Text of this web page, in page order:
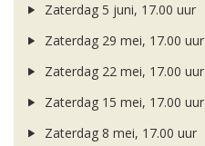
Zaterdag 5 juni, 17.00 uur
Zaterdag 29 mei, 17.00 uur
Zaterdag 22 mei, 17.00 uur
Zaterdag 15 mei, 17.00 uur
Zaterdag 8 mei, 17.00 uur